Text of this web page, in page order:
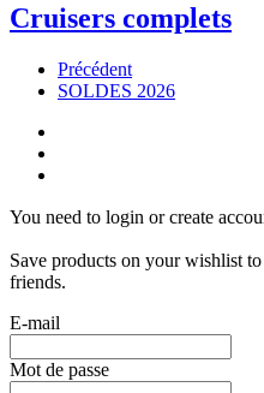
Cruisers complets
Précédent
SOLDES 2026
You need to login or create
Save products on your wishlist
friends.
E-mail
Mot de passe